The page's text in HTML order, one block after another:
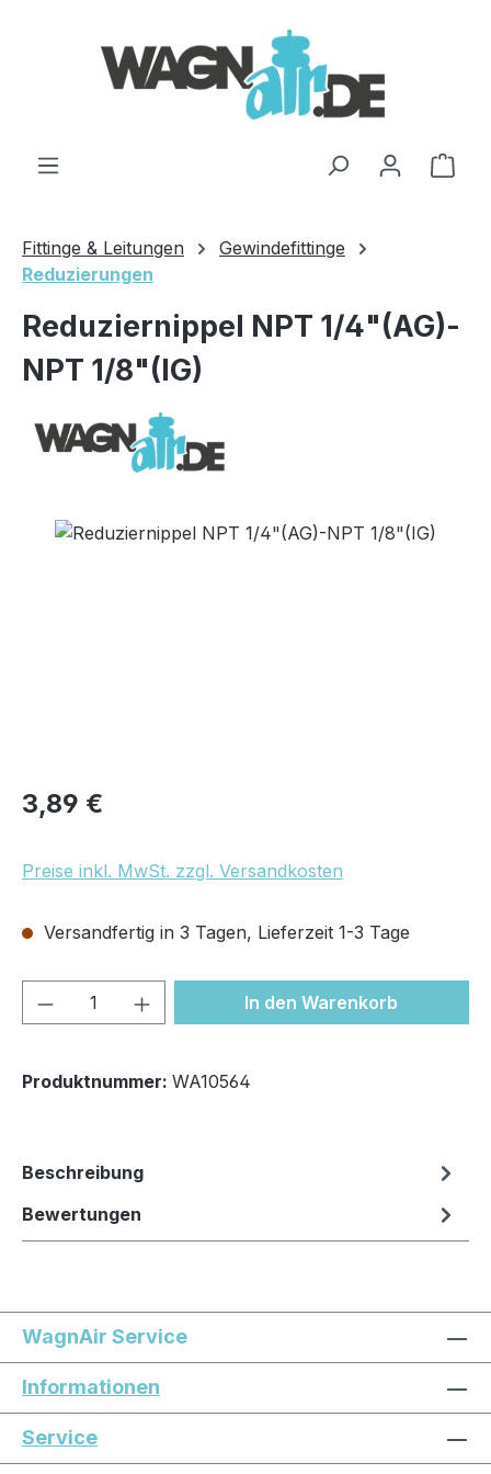
Fittinge & Leitungen
Gewindefittinge
Reduzierungen
Reduziernippel NPT 1/4"(AG)-
NPT 1/8"(IG)
Bildergalerie überspringen
Regulärer Preis:
3,89 €
Preise inkl. MwSt. zzgl. Versandkosten
Versandfertig in 3 Tagen, Lieferzeit 1-3 Tage
Produkt Anzahl: Gib denIn den Warenkorb
Produktnummer: WA10564
Beschreibung
Bewertungen
WagnAir Service
Informationen
Service